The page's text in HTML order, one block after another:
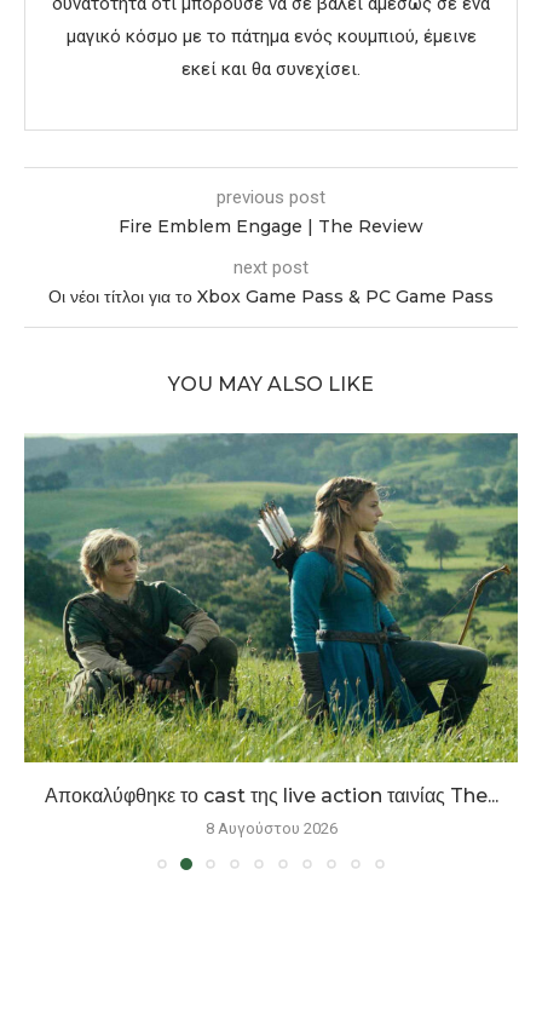
μαγικό κόσμο με το πάτημα ενός κουμπιού, έμεινε
εκεί και θα συνεχίσει.
previous post
Fire Emblem Engage | The Review
next post
Οι νέοι τίτλοι για το Xbox Game Pass & PC Game Pass
YOU MAY ALSO LIKE
Αποκαλύφθηκε το cast της live action ταινίας The...
8 Αυγούστου 2026